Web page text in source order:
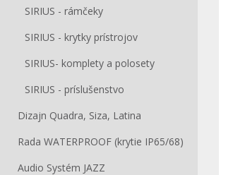
SIRIUS - rámčeky
SIRIUS - krytky prístrojov
SIRIUS- komplety a polosety
SIRIUS - príslušenstvo
Dizajn Quadra, Siza, Latina
Rada WATERPROOF (krytie IP65/68)
Audio Systém JAZZ